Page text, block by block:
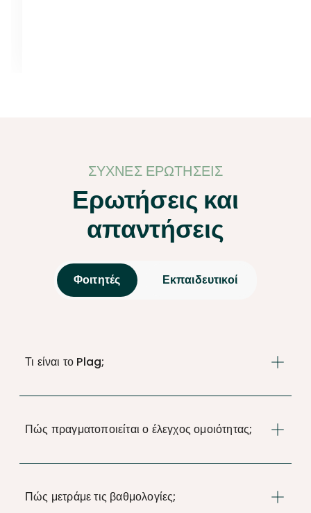
ΣΥΧΝΈΣ ΕΡΩΤΉΣΕΙΣ
Ερωτήσεις και
απαντήσεις
Φοιτητές Εκπαιδευτικοί
Τι είναι το Plag;
Πώς πραγματοποιείται ο έλεγχος ομοιότητας;
Πώς μετράμε τις βαθμολογίες;